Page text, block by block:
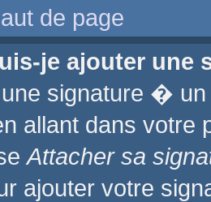
de page
je ajouter une
signature �
allant dans
Attacher sa
ajouter votre